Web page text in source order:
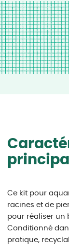
Ce kit pour
racines et de
pour réaliser un
Conditionné
pratique,